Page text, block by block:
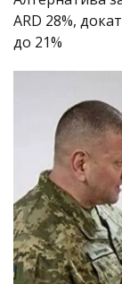
ARD 28%,
до 21%